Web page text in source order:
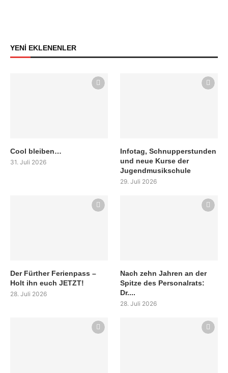
YENİ EKLENENLER
Cool bleiben…
31. Juli 2026
Infotag, Schnupperstunden
und neue Kurse der
Jugendmusikschule
29. Juli 2026
Der Fürther Ferienpass –
Holt ihn euch JETZT!
28. Juli 2026
Nach zehn Jahren an der
Spitze des Personalrats:
Dr....
28. Juli 2026